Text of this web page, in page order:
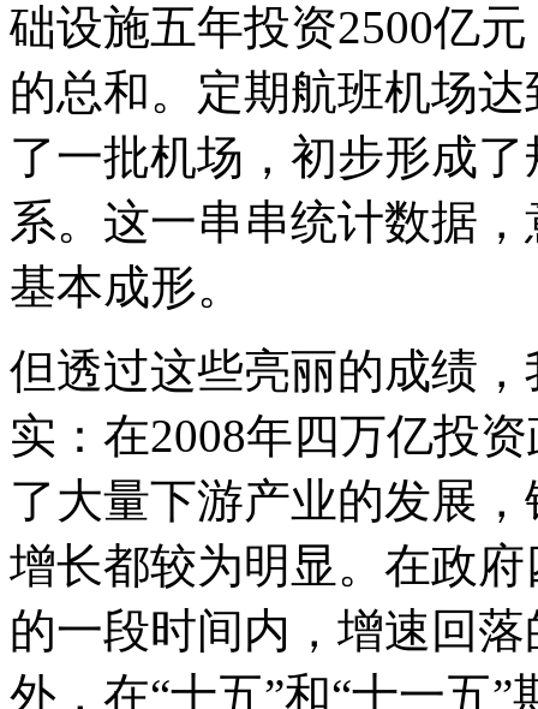
础设施五年投资2500亿
的总和。定期航班机场
了一批机场，初步形成
系。这一串串统计数据
基本成形。
但透过这些亮丽的成绩
实：在2008年四万亿投
了大量下游产业的发展
增长都较为明显。在政
的一段时间内，增速回
外，在“十五”和“十一五